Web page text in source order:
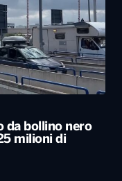
da bollino nero
milioni di